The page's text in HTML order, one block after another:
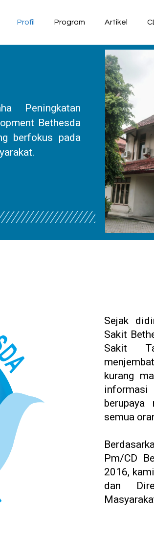
Profil Program Artikel
Peningkatan
Bethesda
berfokus pada
Sejak
Sakit
Sakit
kurang
berupaya
semua
Pm/CD
2016,
dan